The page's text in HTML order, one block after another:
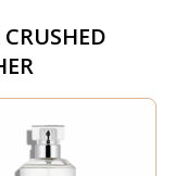
CRUSHED